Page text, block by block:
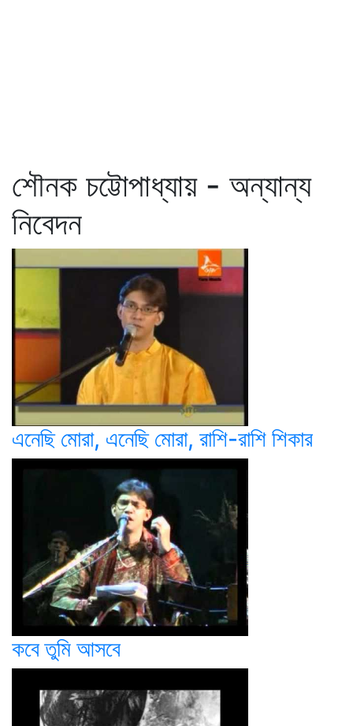
শৌনক চট্টোপাধ্যায় - অন্যান্য
নিবেদন
এনেছি মোরা, এনেছি মোরা, রাশি-রাশি শিকার
কবে তুমি আসবে